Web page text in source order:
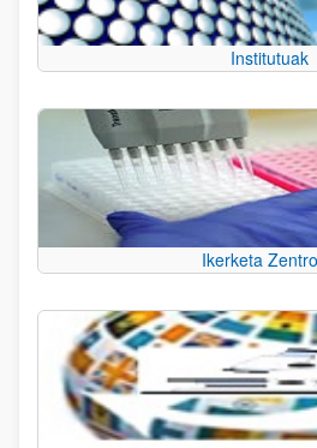
Institutuak
Ikerketa